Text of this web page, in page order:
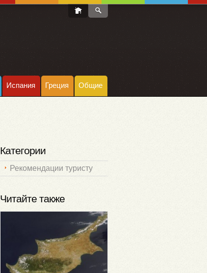
Испания Греция Общие
Категории
Рекомендации туристу
Читайте также